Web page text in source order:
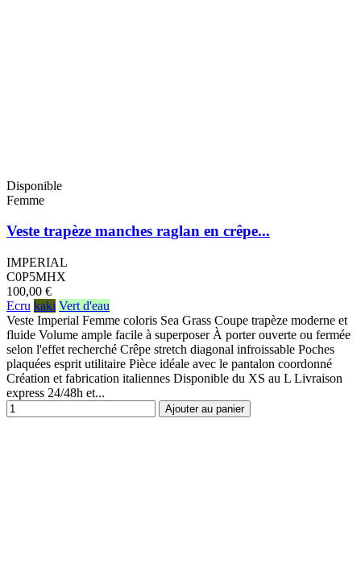
Disponible
Femme
Veste trapèze manches raglan en crêpe...
IMPERIAL
C0P5MHX
100,00 €
Ecru kaki Vert d'eau
Veste Imperial Femme coloris Sea Grass Coupe trapèze moderne et
fluide Volume ample facile à superposer À porter ouverte ou fermée
selon l'effet recherché Crêpe stretch diagonal infroissable Poches
plaquées esprit utilitaire Pièce idéale avec le pantalon coordonné
Création et fabrication italiennes Disponible du XS au L Livraison
express 24/48h et...
Ajouter au panier